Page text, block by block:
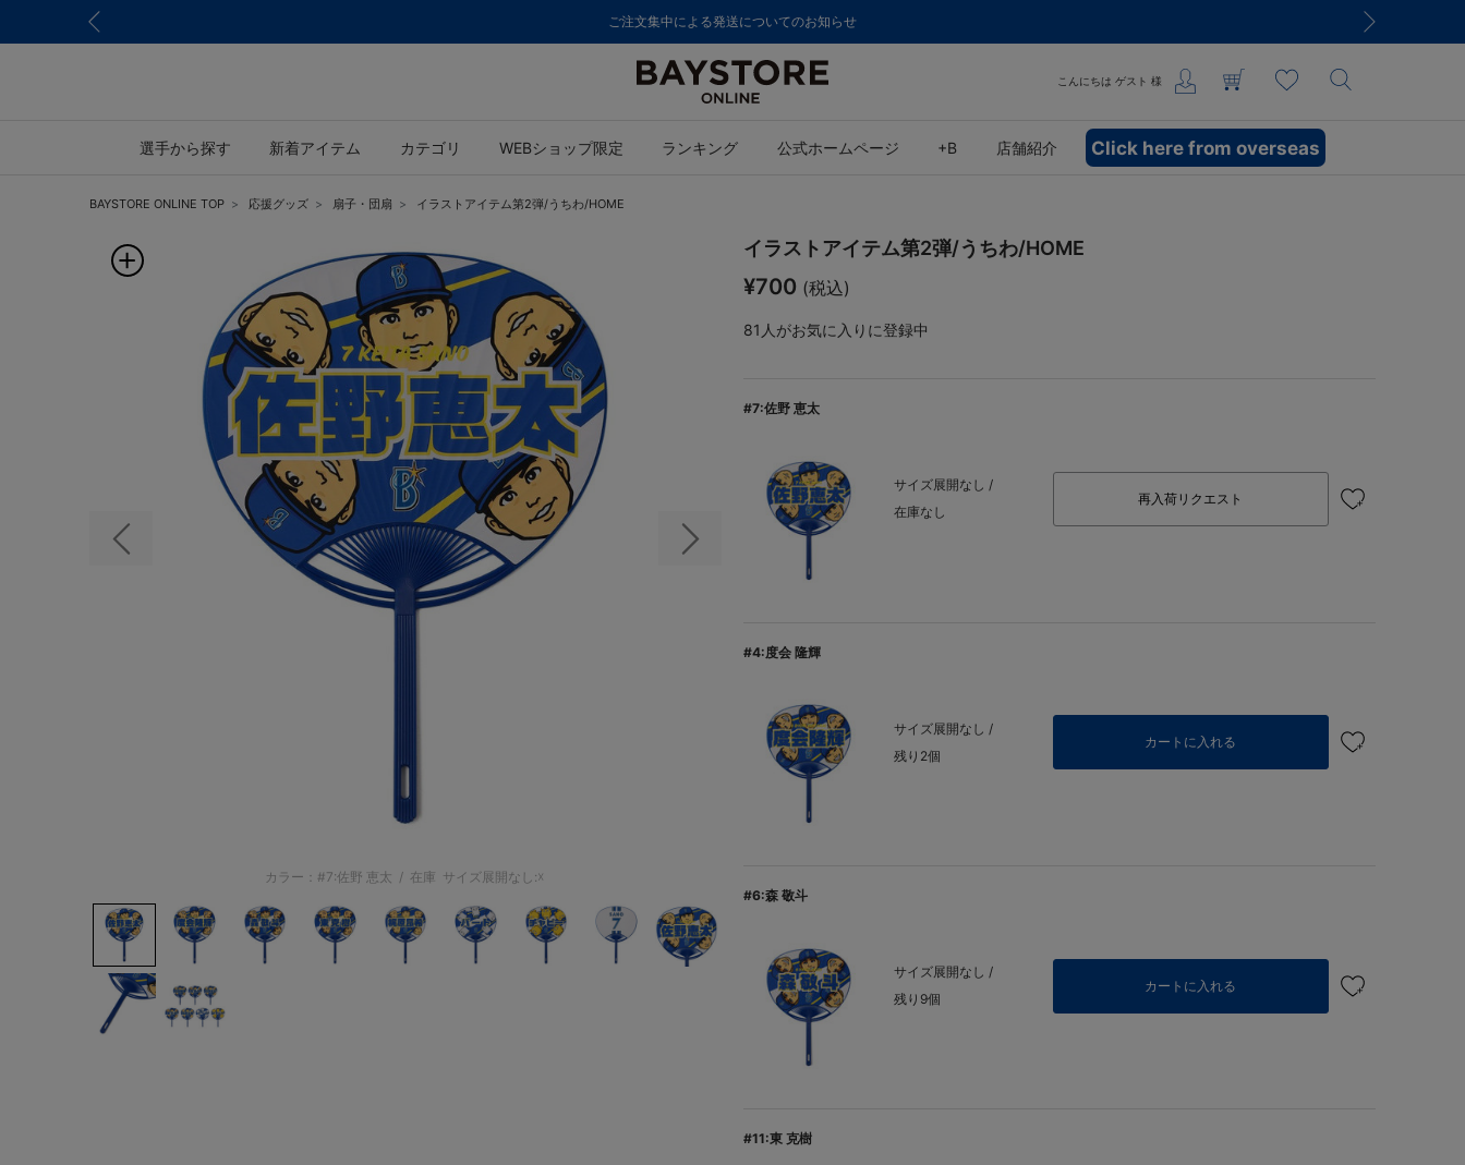
ご注文集中による発送についてのお知らせ
こんにちは ゲスト 様
選手から探す 新着アイテム カテゴリ WEBショップ限定 ランキング 公式ホームページ +B 店舗紹介 Click here from overseas
BAYSTORE ONLINE TOP 応援グッズ 扇子・団扇 イラストアイテム第2弾/うちわ/HOME
前の画像 次の画像
カラー：#7:佐野 恵太 / 在庫 サイズ展開なし:☓
イラストアイテム第2弾/うちわ/HOME
¥700 (税込)
81 人がお気に入りに登録中
#7:佐野 恵太
サイズ展開なし /
在庫なし
再入荷リクエスト
#4:度会 隆輝
サイズ展開なし /
残り2個
カートに入れる
#6:森 敬斗
サイズ展開なし /
残り9個
カートに入れる
#11:東 克樹